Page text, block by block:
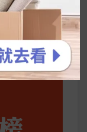
行的！6 個